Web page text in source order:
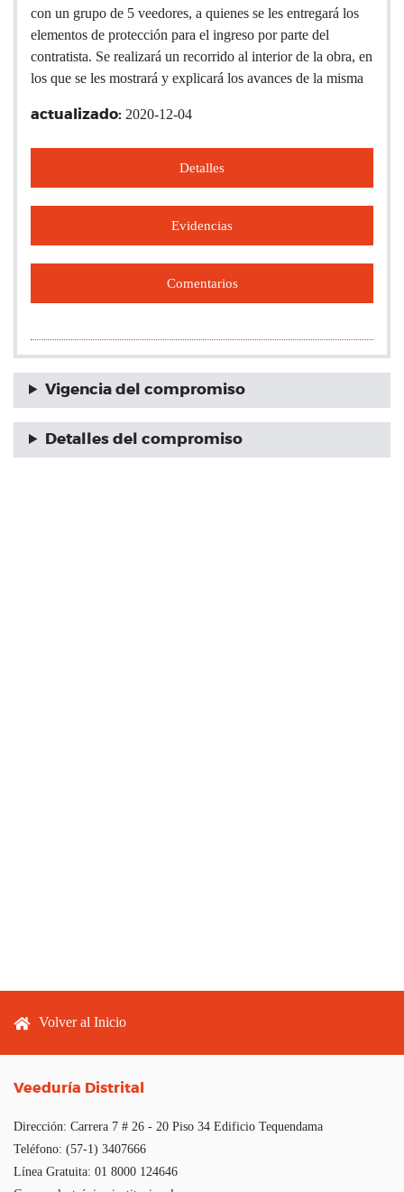
con un grupo de 5 veedores, a quienes se les entregará los
elementos de protección para el ingreso por parte del
contratista. Se realizará un recorrido al interior de la obra, en
los que se les mostrará y explicará los avances de la misma
actualizado: 2020-12-04
Detalles
Evidencias
Comentarios
Vigencia del compromiso
Detalles del compromiso
Footer menu
Volver al Inicio
Veeduría Distrital
Dirección: Carrera 7 # 26 - 20 Piso 34 Edificio Tequendama
Teléfono: (57-1) 3407666
Línea Gratuita: 01 8000 124646